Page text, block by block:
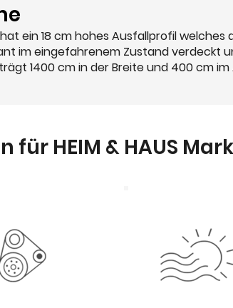
hat ein 18 cm hohes Ausfallprofil
im eingefahrenem Zustand verdeckt
1400 cm in der Breite und 400 cm
HEIM & HAUS